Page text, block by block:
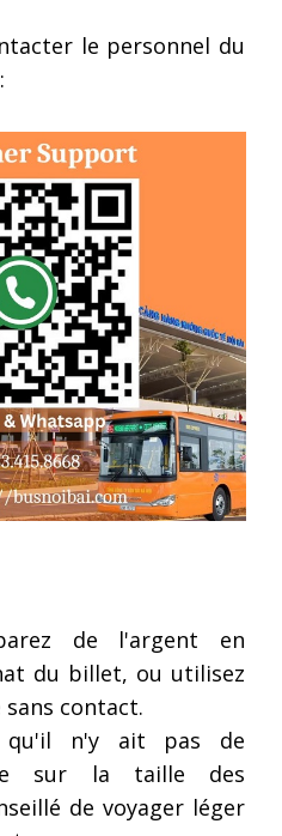
le personnel du
de l'argent en
du billet, ou utilisez
contact.
n'y ait pas de
sur la taille des
de voyager léger